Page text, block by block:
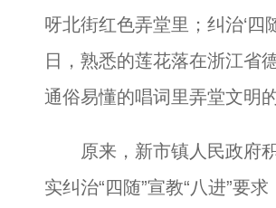
呀北街红色弄堂里；纠治‘四
日，熟悉的莲花落在浙江省
通俗易懂的唱词里弄堂文明的
原来，新市镇人民政府积
实纠治“四随”宣教“八进”要